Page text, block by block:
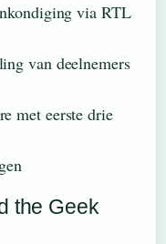
via RTL
van deelnemers
met eerste drie
the Geek